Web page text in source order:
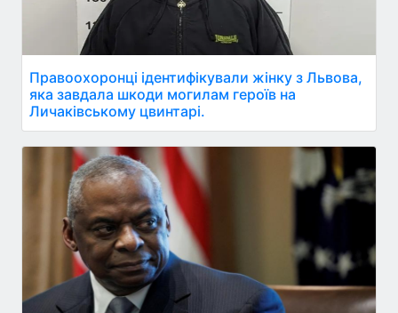
Правоохоронці ідентифікували жінку з Львова,
яка завдала шкоди могилам героїв на
Личаківському цвинтарі.